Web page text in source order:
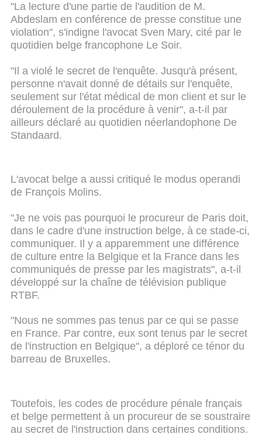
"La lecture d'une partie de l'audition de M.
Abdeslam en conférence de presse constitue une
violation", s'indigne l'avocat Sven Mary, cité par le
quotidien belge francophone Le Soir.
"Il a violé le secret de l'enquête. Jusqu'à présent,
personne n'avait donné de détails sur l'enquête,
seulement sur l'état médical de mon client et sur le
déroulement de la procédure à venir", a-t-il par
ailleurs déclaré au quotidien néerlandophone De
Standaard.
L'avocat belge a aussi critiqué le modus operandi
de François Molins.
"Je ne vois pas pourquoi le procureur de Paris doit,
dans le cadre d'une instruction belge, à ce stade-ci,
communiquer. Il y a apparemment une différence
de culture entre la Belgique et la France dans les
communiqués de presse par les magistrats", a-t-il
développé sur la chaîne de télévision publique
RTBF.
"Nous ne sommes pas tenus par ce qui se passe
en France. Par contre, eux sont tenus par le secret
de l'instruction en Belgique", a déploré ce ténor du
barreau de Bruxelles.
Toutefois, les codes de procédure pénale français
et belge permettent à un procureur de se soustraire
au secret de l'instruction dans certaines conditions.